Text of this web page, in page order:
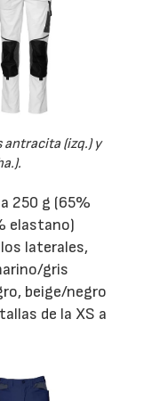
(izq.) y
250 g (65%
elastano)
laterales,
gris
beige/negro
de la XS a